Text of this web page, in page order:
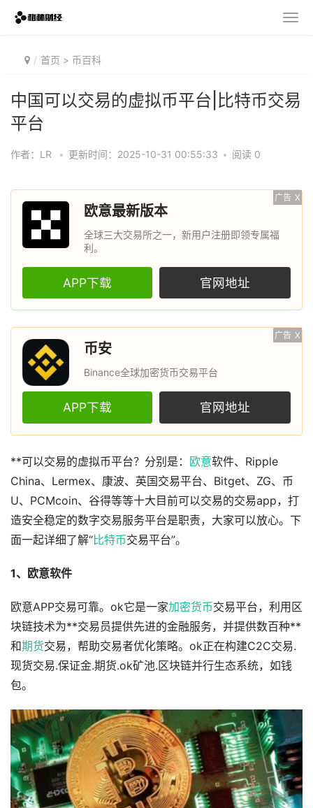
首页 > 币百科
中国可以交易的虚拟币平台|比特币交易
平台
作者：LR • 更新时间：2025-10-31 00:55:33 • 阅读 0
广告 X
欧意最新版本
全球三大交易所之一，新用户注册即领专属福
利。
APP下载 官网地址
广告 X
币安
Binance全球加密货币交易平台
APP下载 官网地址
**可以交易的虚拟币平台？分别是： 欧意软件、Ripple
China、Lermex、康波、英国交易平台、Bitget、ZG、币
U、PCMcoin、谷得等等十大目前可以交易的交易app，打
造安全稳定的数字交易服务平台是职责，大家可以放心。下
面一起详细了解“比特币交易平台”。
1、欧意软件
欧意APP交易可靠。ok它是一家加密货币交易平台，利用区
块链技术为**交易员提供先进的金融服务，并提供数百种**
和期货交易，帮助交易者优化策略。ok正在构建C2C交易.
现货交易.保证金.期货.ok矿池.区块链并行生态系统，如钱
包。